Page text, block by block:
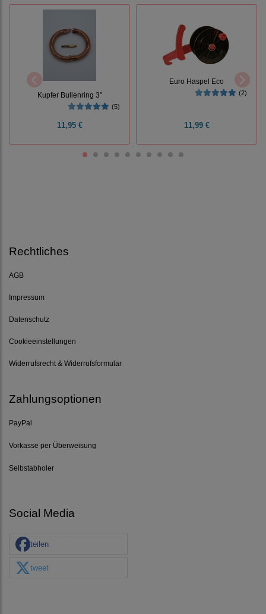
Kupfer Bullenring 3"
(5)
11,95 €
Euro Haspel Eco
(2)
11,99 €
Rechtliches
AGB
Impressum
Datenschutz
Cookieeinstellungen
Widerrufsrecht & Widerrufsformular
Zahlungsoptionen
PayPal
Vorkasse per Überweisung
Selbstabholer
Social Media
teilen
tweet